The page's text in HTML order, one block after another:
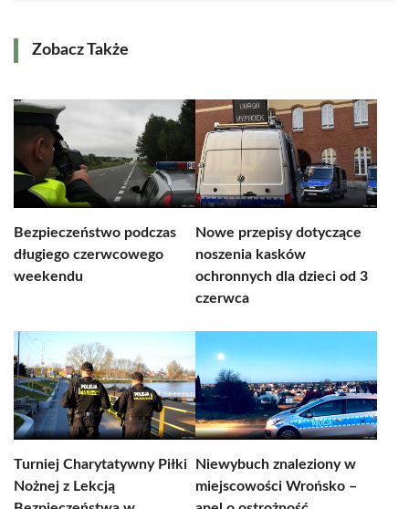
Zobacz Także
Bezpieczeństwo podczas
długiego czerwcowego
weekendu
Nowe przepisy dotyczące
noszenia kasków
ochronnych dla dzieci od 3
czerwca
Turniej Charytatywny Piłki
Nożnej z Lekcją
Niewybuch znaleziony w
miejscowości Wrońsko –